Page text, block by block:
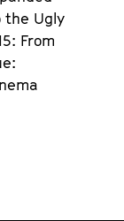
the Ugly
From